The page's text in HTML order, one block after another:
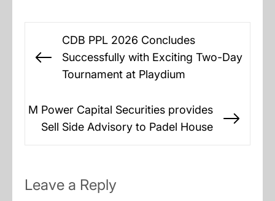
navigation
Previous
CDB PPL 2026 Concludes
Successfully with Exciting Two-Day
Tournament at Playdium
M Power Capital Securities provides
Sell Side Advisory to Padel House
Leave a Reply